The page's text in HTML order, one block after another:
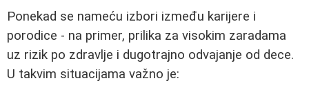
Ponekad se nameću izbori između karijere i
porodice - na primer, prilika za visokim zaradama
uz rizik po zdravlje i dugotrajno odvajanje od dece.
U takvim situacijama važno je: